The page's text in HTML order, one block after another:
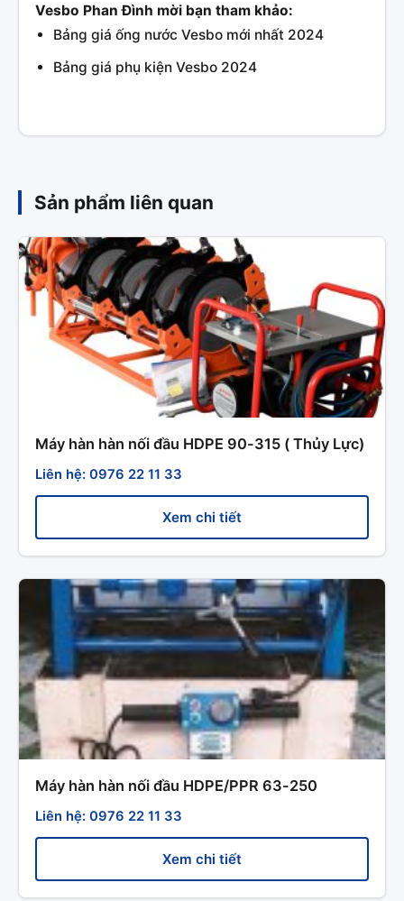
Vesbo Phan Đình mời bạn tham khảo:
Bảng giá ống nước Vesbo mới nhất 2024
Bảng giá phụ kiện Vesbo 2024
Sản phẩm liên quan
Máy hàn hàn nối đầu HDPE 90-315 ( Thủy Lực)
Liên hệ: 0976 22 11 33
Xem chi tiết
Máy hàn hàn nối đầu HDPE/PPR 63-250
Liên hệ: 0976 22 11 33
Xem chi tiết